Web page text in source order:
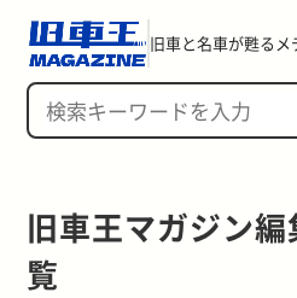
旧車と名車が甦るメ
旧車王マガジン
覧